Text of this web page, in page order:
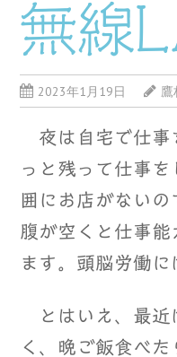
無線
2023年1月19日 鷹
夜は自宅で仕事
っと残って仕事を
囲にお店がない
腹が空くと仕事能
ます。頭脳労働に
とはいえ、最近
く、晩ご飯食べた